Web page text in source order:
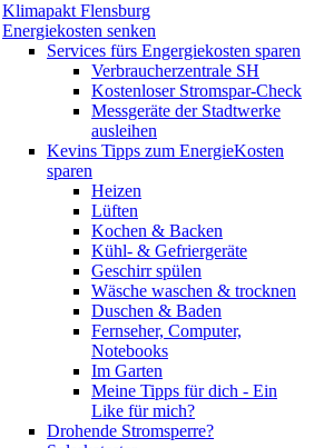
Klimapakt Flensburg
Energiekosten senken
Services fürs Engergiekosten sparen
Verbraucherzentrale SH
Kostenloser Stromspar-Check
Messgeräte der Stadtwerke
ausleihen
Kevins Tipps zum EnergieKosten
sparen
Heizen
Lüften
Kochen & Backen
Kühl- & Gefriergeräte
Geschirr spülen
Wäsche waschen & trocknen
Duschen & Baden
Fernseher, Computer,
Notebooks
Im Garten
Meine Tipps für dich - Ein
Like für mich?
Drohende Stromsperre?